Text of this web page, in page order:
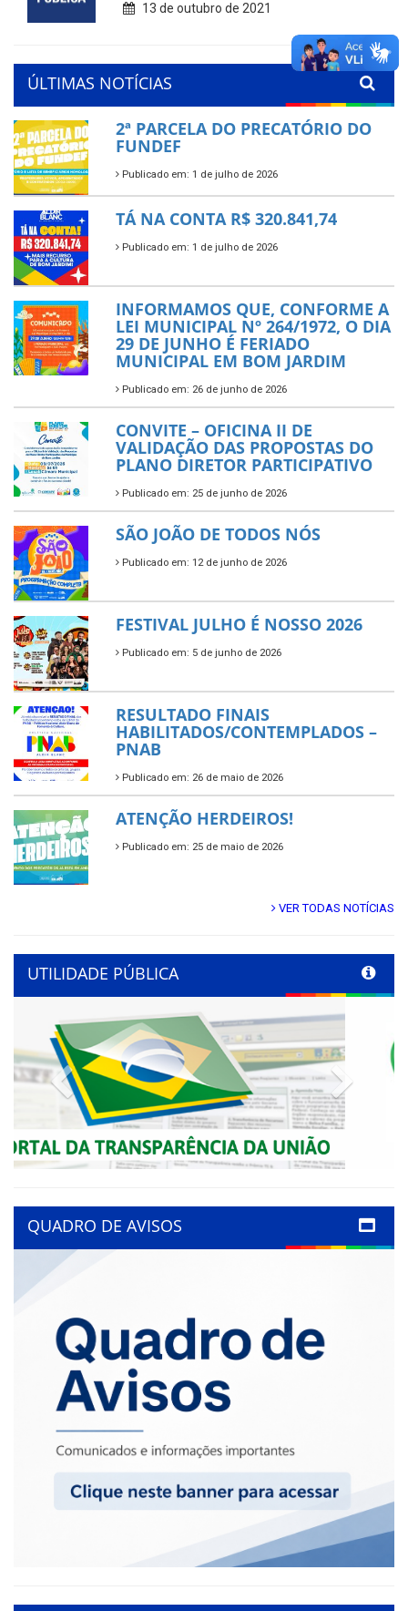
13 de outubro de 2021
ÚLTIMAS NOTÍCIAS
2ª PARCELA DO PRECATÓRIO DO
FUNDEF
Publicado em: 1 de julho de 2026
TÁ NA CONTA R$ 320.841,74
Publicado em: 1 de julho de 2026
INFORMAMOS QUE, CONFORME A
LEI MUNICIPAL Nº 264/1972, O DIA
29 DE JUNHO É FERIADO
MUNICIPAL EM BOM JARDIM
Publicado em: 26 de junho de 2026
CONVITE – OFICINA II DE
VALIDAÇÃO DAS PROPOSTAS DO
PLANO DIRETOR PARTICIPATIVO
Publicado em: 25 de junho de 2026
SÃO JOÃO DE TODOS NÓS
Publicado em: 12 de junho de 2026
FESTIVAL JULHO É NOSSO 2026
Publicado em: 5 de junho de 2026
RESULTADO FINAIS
HABILITADOS/CONTEMPLADOS –
PNAB
Publicado em: 26 de maio de 2026
ATENÇÃO HERDEIROS!
Publicado em: 25 de maio de 2026
VER TODAS NOTÍCIAS
UTILIDADE PÚBLICA
Previous Next
QUADRO DE AVISOS